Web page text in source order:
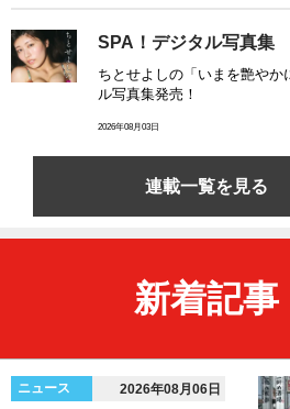
SPA！デジタル写真集
ちとせよしの「いまを艶やか
ル写真集発売！
2026年08月03日
連載一覧を見る
新着記事
ニュース 2026年08月06日